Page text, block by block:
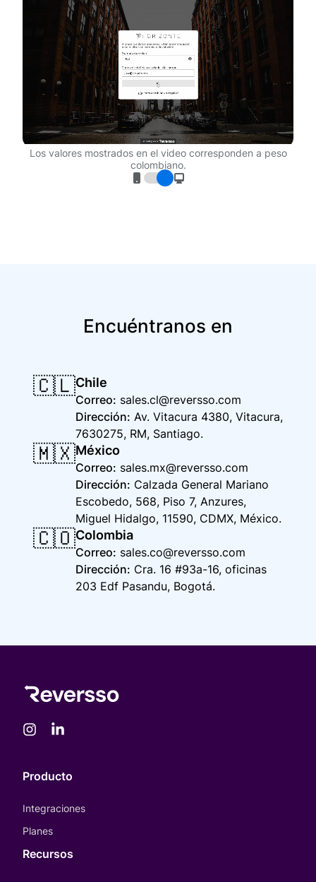
Los valores mostrados en el video corresponden a peso
colombiano.
Encuéntranos en
🇨🇱Chile
Correo: sales.cl@reversso.com
Dirección: Av. Vitacura 4380, Vitacura,
7630275, RM, Santiago.
🇲🇽México
Correo: sales.mx@reversso.com
Dirección: Calzada General Mariano
Escobedo, 568, Piso 7, Anzures,
Miguel Hidalgo, 11590, CDMX, México.
🇨🇴Colombia
Correo: sales.co@reversso.com
Dirección: Cra. 16 #93a-16, oficinas
203 Edf Pasandu, Bogotá.
Producto
Integraciones
Planes
Recursos